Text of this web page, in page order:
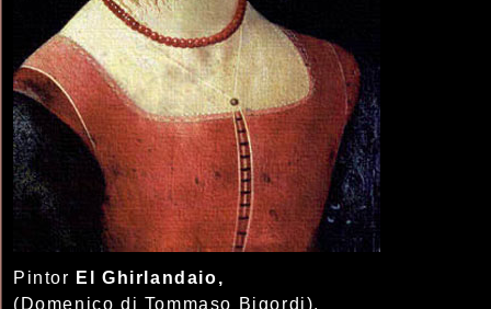
Pintor El Ghirlandaio,
(Domenico di Tommaso Bigordi),